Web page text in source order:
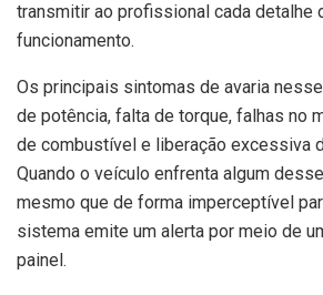
transmitir ao profissional cada detalhe
funcionamento.
Os principais sintomas de avaria
de potência, falta de torque, falhas no
de combustível e liberação excessiva
Quando o veículo enfrenta algum
mesmo que de forma imperceptível
sistema emite um alerta por meio de
painel.